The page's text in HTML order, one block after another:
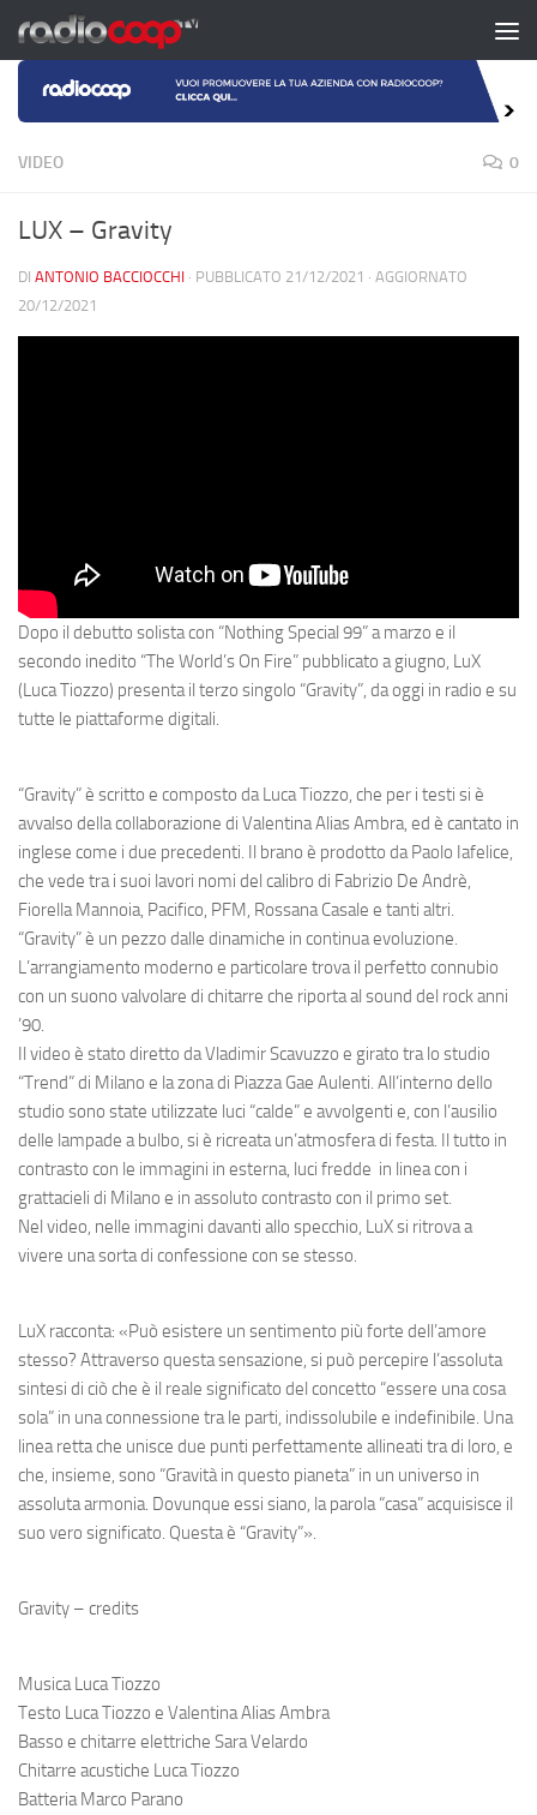
Salta al contenuto
VIDEO 0
LUX – Gravity
DI ANTONIO BACCIOCCHI · PUBBLICATO 21/12/2021 · AGGIORNATO
20/12/2021
Dopo il debutto solista con “Nothing Special 99” a marzo e il
secondo inedito “The World’s On Fire” pubblicato a giugno, LuX
(Luca Tiozzo) presenta il terzo singolo “Gravity”, da oggi in radio e su
tutte le piattaforme digitali.
“Gravity”è scritto e composto daLuca Tiozzo, che per i testi si è
avvalso della collaborazione di Valentina Alias Ambra, ed è cantato in
inglese come i due precedenti. Il brano è prodotto daPaolo Iafelice,
che vede tra i suoi lavori nomi del calibro di Fabrizio De Andrè,
Fiorella Mannoia, Pacifico, PFM, Rossana Casale e tanti altri.
“Gravity”è un pezzo dalle dinamiche in continua evoluzione.
L’arrangiamento moderno e particolare trova il perfetto connubio
con un suono valvolare di chitarre che riporta al sound del rock anni
’90.
Il video è stato diretto da Vladimir Scavuzzo e girato tra lo studio
“Trend” di Milano e la zona di Piazza Gae Aulenti. All’interno dello
studio sono state utilizzate luci “calde” e avvolgenti e, con l’ausilio
delle lampade a bulbo, si è ricreata un’atmosfera di festa. Il tutto in
contrasto con le immagini in esterna, luci fredde in linea con i
grattacieli di Milano e in assoluto contrasto con il primo set.
Nel video, nelle immagini davanti allo specchio, LuX si ritrova a
vivere una sorta di confessione con se stesso.
LuX racconta: «Può esistere un sentimento più forte dell’amore
stesso? Attraverso questa sensazione, si può percepire l’assoluta
sintesi di ciò che è il reale significato del concetto “essere una cosa
sola” in una connessione tra le parti, indissolubile e indefinibile. Una
linea retta che unisce due punti perfettamente allineati tra di loro, e
che, insieme, sono “Gravità in questo pianeta” in un universo in
assoluta armonia. Dovunque essi siano, la parola “casa” acquisisce il
suo vero significato. Questa è “Gravity”».
Gravity – credits
MusicaLuca Tiozzo
Testo Luca Tiozzo e Valentina Alias Ambra
Basso e chitarre elettriche Sara Velardo
Chitarre acustiche Luca Tiozzo
BatteriaMarco Parano